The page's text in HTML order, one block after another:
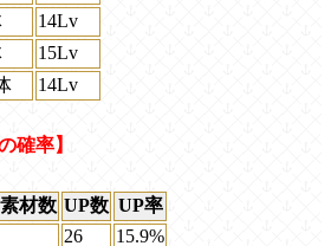
14Lv
15Lv
14Lv
確率】
材数 UP数 UP率
26 15.9%